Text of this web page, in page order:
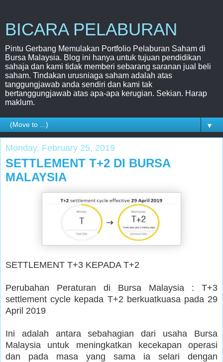
BICARA PELABURAN
Pintu Gerbang Memulakan Portfolio Pelaburan Saham di
Bursa Malaysia. Blog ini hanya untuk tujuan pendidikan
sahaja dan kami tidak memberi sebarang saranan jual beli
saham. Tindakan urusniaga saham adalah atas
tanggungjawab anda sendiri dan kami tak
bertanggungjawab atas apa-apa kerugian. Sekian. Harap
maklum.
▼
Monday, February 25, 2019
SETTLEMENT T+2 DI BURSA
MALAYSIA
SETTLEMENT T+3 KEPADA T+2
Perubahan Peraturan di Bursa Malaysia : T+3
settlement cycle kepada T+2 berkuatkuasa pada 29
April 2019
Ini adalah antara sebahagian dari usaha Bursa
Malaysia untuk meningkatkan kecekapan operasi
dan pada masa yang sama ia selari dengan